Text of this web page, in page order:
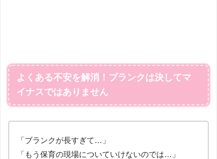
よくある不安を解消！ブランクは決してマ
イナスではありません
「ブランクが長すぎて…」
「もう保育の現場についていけないのでは…」